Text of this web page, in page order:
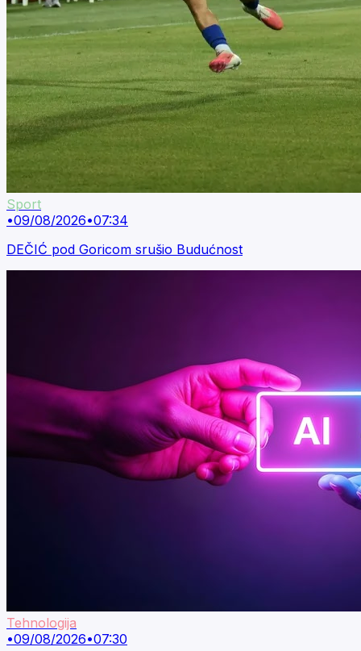
Sport
•09/08/2026•07:34
DEČIĆ pod Goricom srušio Budućnost
Tehnologija
•09/08/2026•07:30